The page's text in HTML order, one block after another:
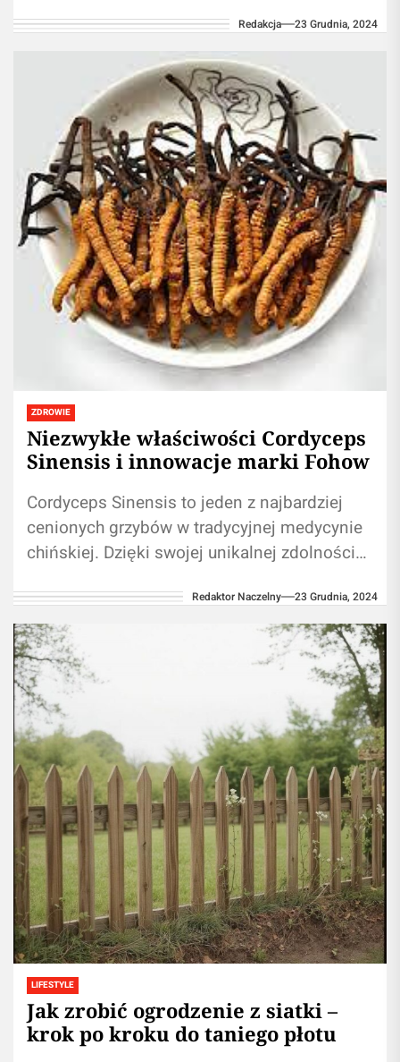
izotonik, który nie...
Redakcja 23 Grudnia, 2024
ZDROWIE
Niezwykłe właściwości Cordyceps
Sinensis i innowacje marki Fohow
Cordyceps Sinensis to jeden z najbardziej
cenionych grzybów w tradycyjnej medycynie
chińskiej. Dzięki swojej unikalnej zdolności
energii, od wieków był...Redaktor Naczelny 23 Grudnia, 2024
LIFESTYLE
Jak zrobić ogrodzenie z siatki –
krok po kroku do taniego płotu